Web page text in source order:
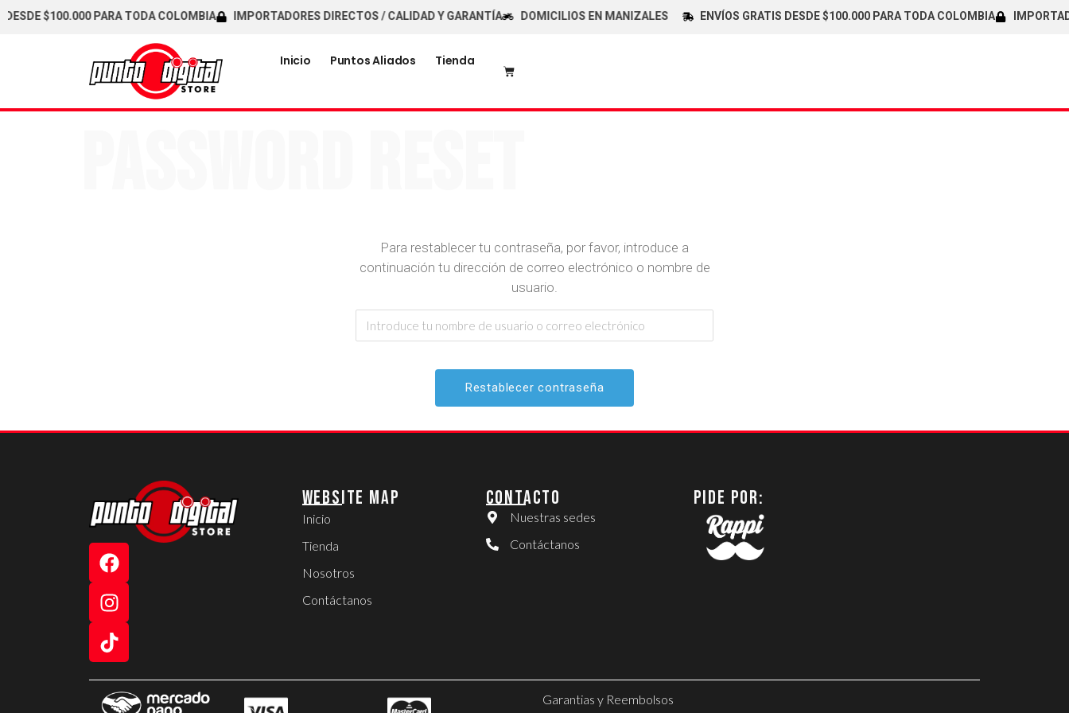
$100.000 PARA TODA COLOMBIA IMPORTADORES DIRECTOS / CALIDAD Y GARANTÍA DOMICILIOS EN MANIZALES ENVÍOS GRATIS DESDE $100.000 PARA TODA COLOMBIA
Inicio Puntos Aliados Tienda
Para restablecer tu contraseña, por favor, introduce a
continuación tu dirección de correo electrónico o nombre de
usuario.
WEBSITE MAP
Inicio
Tienda
Nosotros
Contáctanos
CONTACTO
Nuestras sedes
Contáctanos
PIDE POR:
Garantias y Reembolsos